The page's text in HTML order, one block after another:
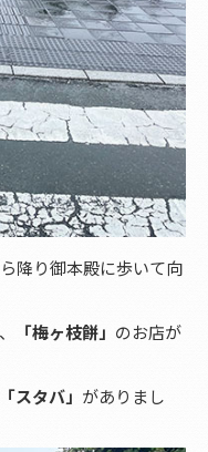
降り御本殿に歩いて向
「梅ヶ枝餅」 のお店が
「スタバ」 がありまし